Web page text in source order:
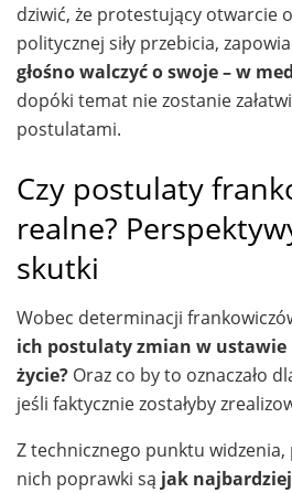
dziwić, że protestujący otwarcie
politycznej siły przebicia,
głośno walczyć o swoje – w
dopóki temat nie zostanie
postulatami.
Czy postulaty
realne?
skutki
Wobec determinacji
ich postulaty zmian w ustawie
życie? Oraz co by to oznaczało
jeśli faktycznie zostałyby
Z technicznego punktu
nich poprawki są jak